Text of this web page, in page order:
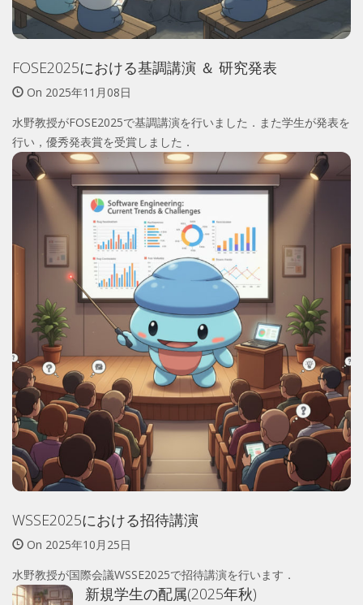
FOSE2025における基調講演 ＆ 研究発表
On 2025年11月08日
水野教授がFOSE2025で基調講演を行いました．また学生が発表を
行い，優秀発表賞を受賞しました．
WSSE2025における招待講演
On 2025年10月25日
水野教授が国際会議WSSE2025で招待講演を行います．
新規学生の配属(2025年秋)